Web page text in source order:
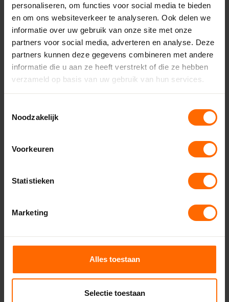
personaliseren, om functies voor social media te bieden
en om ons websiteverkeer te analyseren. Ook delen we
informatie over uw gebruik van onze site met onze
partners voor social media, adverteren en analyse. Deze
partners kunnen deze gegevens combineren met andere
informatie die u aan ze heeft verstrekt of die ze hebben
verzameld op basis van uw gebruik van hun services.
Noodzakelijk
Voorkeuren
Statistieken
Marketing
Alles toestaan
Selectie toestaan
Kom met ons in contact
vakmanschap, gemak en snelheid. Benieuwd hoe we jou
Plan hier een afspraak
Maak een afspraak